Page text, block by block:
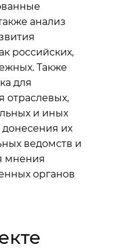
анализ
российских,
Также
для
отраслевых,
и иных
их
ведомств и
мнения
органов